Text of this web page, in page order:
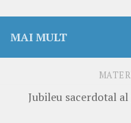
MAI MULT
Jubileu sacerdotal